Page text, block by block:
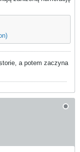
a potem zaczyna